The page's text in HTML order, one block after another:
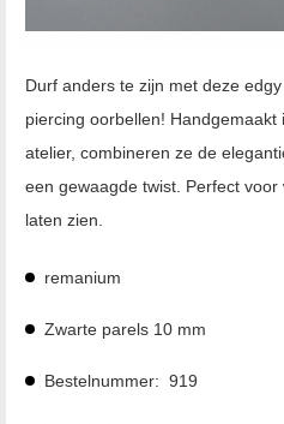
Durf anders te zijn met deze
piercing oorbellen! Handgemaakt
atelier, combineren ze de
een gewaagde twist. Perfect
laten zien.
remanium
Zwarte parels 10 mm
Bestelnummer: 919